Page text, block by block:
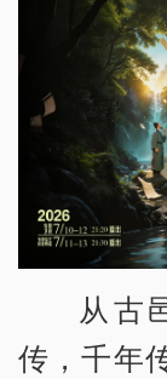
从古
传，千年